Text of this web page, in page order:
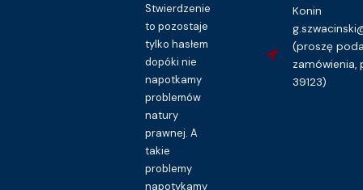
Stwierdzenie
to pozostaje
tylko hasłem
dopóki nie
napotkamy
problemów
natury
prawnej. A
takie
problemy
napotykamy
Konin
(proszę
zamówienia,
39123)